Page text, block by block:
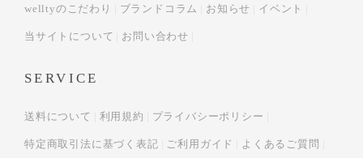
welltyのこだわり ブランドコラム お知らせ イベント
当サイトについて お問い合わせ
SERVICE
送料について 利用規約 プライバシーポリシー
特定商取引法に基づく表記 ご利用ガイド よくあるご質問